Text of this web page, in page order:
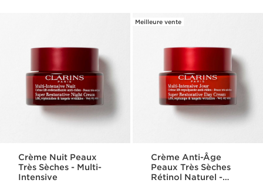
Crème Nuit Peaux
Très Sèches - Multi-
Intensive
Meilleure vente
Crème Anti-Âge
Peaux Très Sèches
Rétinol Naturel -